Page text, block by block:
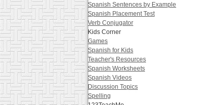
Spanish Sentences by Example
Spanish Placement Test
Verb Conjugator
Kids Corner
Games
Spanish for Kids
Teacher's Resources
Spanish Worksheets
Spanish Videos
Discussion Topics
Spelling